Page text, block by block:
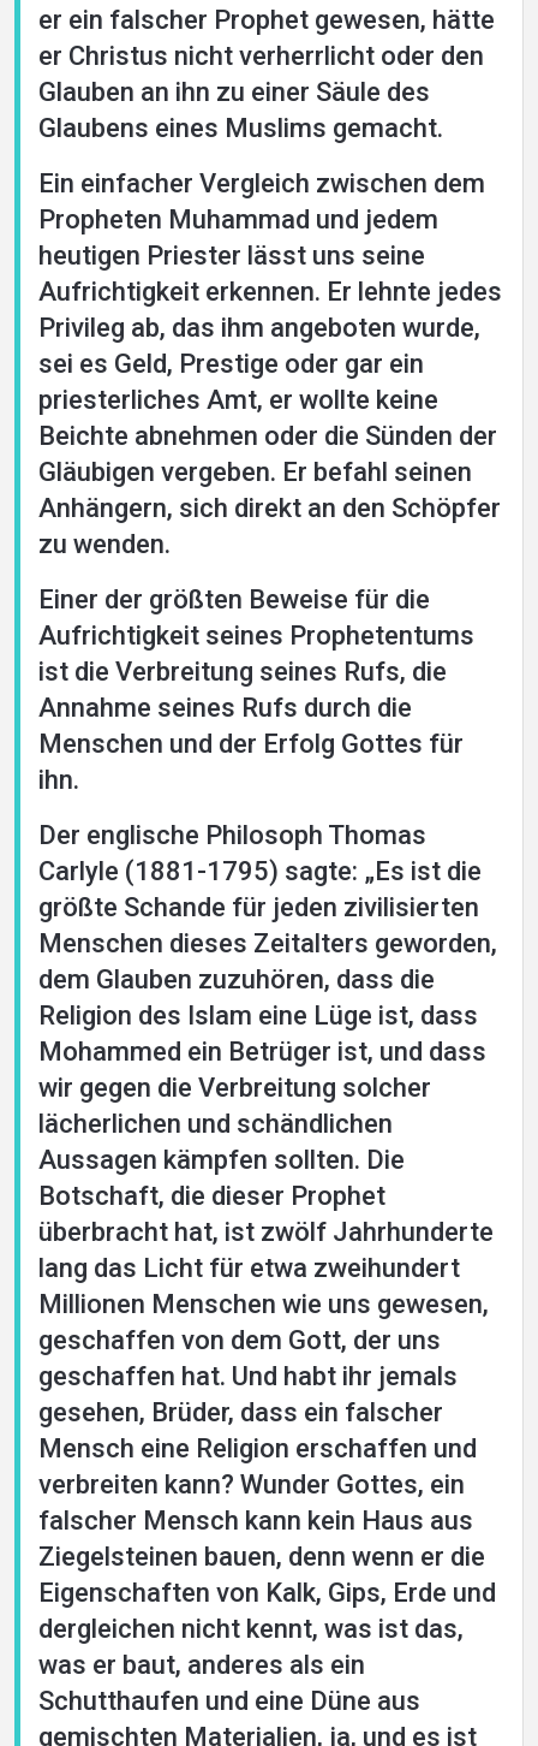
er ein falscher Prophet gewesen, hätte
er Christus nicht verherrlicht oder den
Glauben an ihn zu einer Säule des
Glaubens eines Muslims gemacht.
Ein einfacher Vergleich zwischen dem
Propheten Muhammad und jedem
heutigen Priester lässt uns seine
Aufrichtigkeit erkennen. Er lehnte jedes
Privileg ab, das ihm angeboten wurde,
sei es Geld, Prestige oder gar ein
priesterliches Amt, er wollte keine
Beichte abnehmen oder die Sünden der
Gläubigen vergeben. Er befahl seinen
Anhängern, sich direkt an den Schöpfer
zu wenden.
Einer der größten Beweise für die
Aufrichtigkeit seines Prophetentums
ist die Verbreitung seines Rufs, die
Annahme seines Rufs durch die
Menschen und der Erfolg Gottes für
ihn.
Der englische Philosoph Thomas
Carlyle (1881-1795) sagte: „Es ist die
größte Schande für jeden zivilisierten
Menschen dieses Zeitalters geworden,
dem Glauben zuzuhören, dass die
Religion des Islam eine Lüge ist, dass
Mohammed ein Betrüger ist, und dass
wir gegen die Verbreitung solcher
lächerlichen und schändlichen
Aussagen kämpfen sollten. Die
Botschaft, die dieser Prophet
überbracht hat, ist zwölf Jahrhunderte
lang das Licht für etwa zweihundert
Millionen Menschen wie uns gewesen,
geschaffen von dem Gott, der uns
geschaffen hat. Und habt ihr jemals
gesehen, Brüder, dass ein falscher
Mensch eine Religion erschaffen und
verbreiten kann? Wunder Gottes, ein
falscher Mensch kann kein Haus aus
Ziegelsteinen bauen, denn wenn er die
Eigenschaften von Kalk, Gips, Erde und
dergleichen nicht kennt, was ist das,
was er baut, anderes als ein
Schutthaufen und eine Düne aus
gemischten Materialien, ja, und es ist